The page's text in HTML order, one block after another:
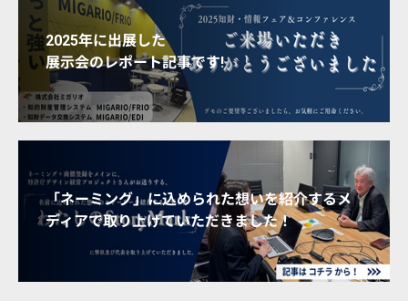
2025年に出展した
展示会のレポート記事です!
「ネーミング」に込められた想いを紹介するメ
ディアで取り上げていただきました！